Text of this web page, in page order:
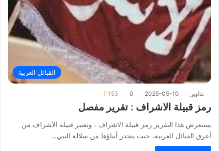
القبائل العربية
تداوين 2025-05-10
0 1٬153
رمز قبيلة الاشراف : تقرير مفصل
يستعرض هذا التقرير رمز قبيلة الاشراف ، وتعتبر قبيلة الأشراف من
أعرق القبائل العربية، حيث ينحدر أبناؤها من سلالة النبي…